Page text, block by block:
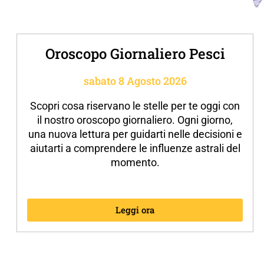
Oroscopo Giornaliero Pesci
sabato 8 Agosto 2026
Scopri cosa riservano le stelle per te oggi con
il nostro oroscopo giornaliero. Ogni giorno,
una nuova lettura per guidarti nelle decisioni e
aiutarti a comprendere le influenze astrali del
momento.
Leggi ora